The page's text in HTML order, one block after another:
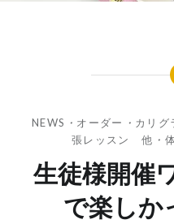
NEWS ・ オーダー ・ カリグ
張レッスン 他 ・
生徒様開催
で楽しか